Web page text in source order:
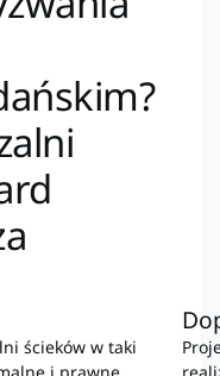
ścieków w taki